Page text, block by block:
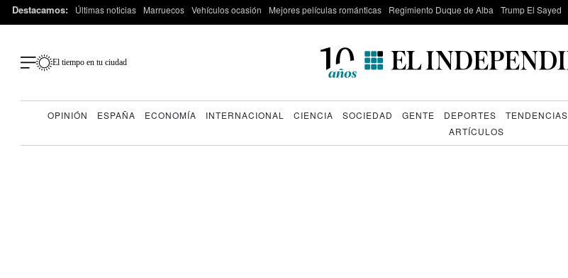
Destacamos: Últimas noticias Marruecos Vehículos ocasión Mejores películas románticas Regimiento Duque de Alba Trump El Sayed
El tiempo en tu ciudad
OPINIÓN ESPAÑA ECONOMÍA INTERNACIONAL CIENCIA SOCIEDAD GENTE DEPORTES TENDENCIAS
ARTÍCULOS